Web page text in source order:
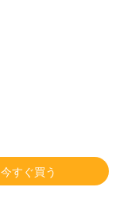
今すぐ買う